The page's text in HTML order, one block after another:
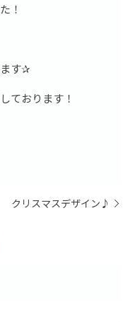
！
す✰
ております！
クリスマスデザイン♪